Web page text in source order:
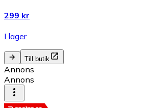
299 kr
I lager
Till butik
Annons
Annons